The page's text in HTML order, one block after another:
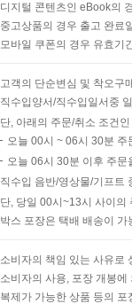
디지털 콘텐츠인 eBook의
중고상품의 경우 출고 완료
모바일 쿠폰의 경우 유효기
고객의 단순변심 및 착오구
직수입양서/직수입일서중
단, 아래의 주문/취소 조건
오늘 00시 ~ 06시 30분
오늘 06시 30분 이후 주
직수입 음반/영상물/기프트
단, 당일 00시~13시 사이의
박스 포장은 택배 배송이
소비자의 책임 있는 사유로
소비자의 사용, 포장 개봉
복제가 가능한 상품 등의